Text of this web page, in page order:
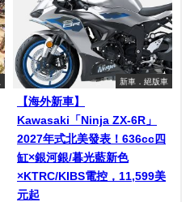
新車．絕版車
【海外新車】
Kawasaki「Ninja ZX-6R」
2027年式北美發表！636cc四
缸×銀河銀/暮光藍新色
×KTRC/KIBS電控，11,599美
元起